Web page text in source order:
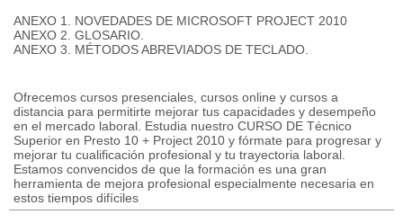
ANEXO 1. NOVEDADES DE MICROSOFT PROJECT 2010
ANEXO 2. GLOSARIO.
ANEXO 3. MÉTODOS ABREVIADOS DE TECLADO.
Ofrecemos cursos presenciales, cursos online y cursos a
distancia para permitirte mejorar tus capacidades y desempeño
en el mercado laboral. Estudia nuestro CURSO DE Técnico
Superior en Presto 10 + Project 2010 y fórmate para progresar y
mejorar tu cualificación profesional y tu trayectoria laboral.
Estamos convencidos de que la formación es una gran
herramienta de mejora profesional especialmente necesaria en
estos tiempos difíciles